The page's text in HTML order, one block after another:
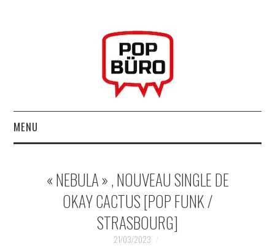
MENU
MUSIQUESACTUELLES.NET
GABBA GABBA HEY !
« NEBULA » , NOUVEAU SINGLE DE
OKAY CACTUS [POP FUNK /
STRASBOURG]
21/03/2023